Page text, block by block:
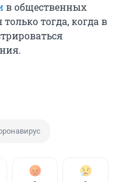
в общественных
тогда, когда в